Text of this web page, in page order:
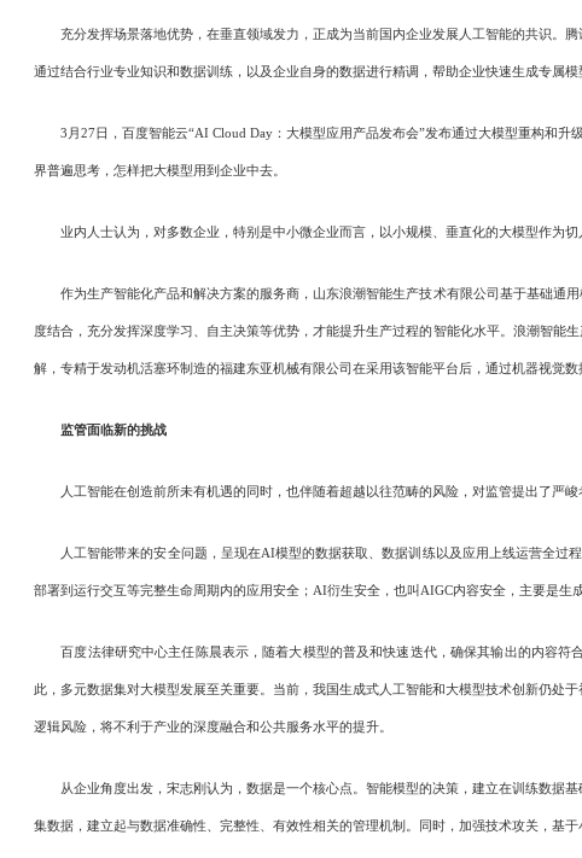
充分发挥场景落地优势，在垂直领域发力，正成为当前国内企业发展人工智能的共识。腾
通过结合行业专业知识和数据训练，以及企业自身的数据进行精调，帮助企业快速生成专属
3月27日，百度智能云“AI Cloud Day：大模型应用产品发布会”发布通过大模型重构和升
界普遍思考，怎样把大模型用到企业中去。
业内人士认为，对多数企业，特别是中小微企业而言，以小规模、垂直化的大模型作为切
作为生产智能化产品和解决方案的服务商，山东浪潮智能生产技术有限公司基于基础通用
度结合，充分发挥深度学习、自主决策等优势，才能提升生产过程的智能化水平。浪潮智能
解，专精于发动机活塞环制造的福建东亚机械有限公司在采用该智能平台后，通过机器视觉
监管面临新的挑战
人工智能在创造前所未有机遇的同时，也伴随着超越以往范畴的风险，对监管提出了严峻
人工智能带来的安全问题，呈现在AI模型的数据获取、数据训练以及应用上线运营全过
部署到运行交互等完整生命周期内的应用安全；AI衍生安全，也叫AIGC内容安全，主要是
百度法律研究中心主任陈晨表示，随着大模型的普及和快速迭代，确保其输出的内容符
此，多元数据集对大模型发展至关重要。当前，我国生成式人工智能和大模型技术创新仍处
逻辑风险，将不利于产业的深度融合和公共服务水平的提升。
从企业角度出发，宋志刚认为，数据是一个核心点。智能模型的决策，建立在训练数据基
集数据，建立起与数据准确性、完整性、有效性相关的管理机制。同时，加强技术攻关，基